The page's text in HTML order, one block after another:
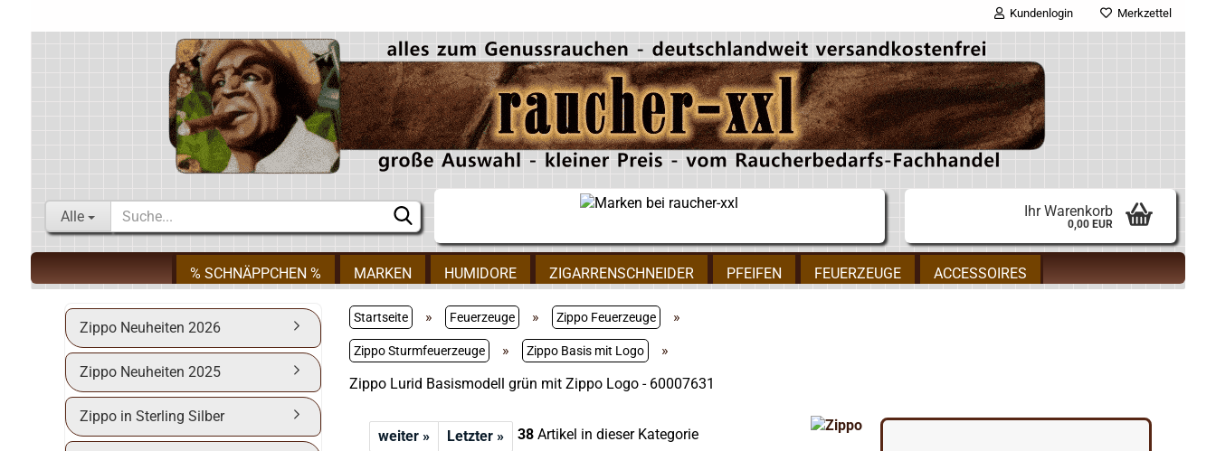
Kundenlogin
E-Mail
Passwort
Konto erstellen
Passwort vergessen?
Merkzettel
Alle Ihr Warenkorb
0,00 EUR
% SCHNÄPPCHEN % MARKEN HUMIDORE ZIGARRENSCHNEIDER PFEIFEN FEUERZEUGE ACCESSOIRES
Startseite » Feuerzeuge » Zippo Feuerzeuge »
Zippo Sturmfeuerzeuge » Zippo Basis mit Logo
»
Zippo Lurid Basismodell grün mit Zippo Logo - 60007631
weiter » Letzter » 38 Artikel in dieser Kategorie
Zippo Neuheiten 2026
Zippo Neuheiten 2025
Zippo in Sterling Silber